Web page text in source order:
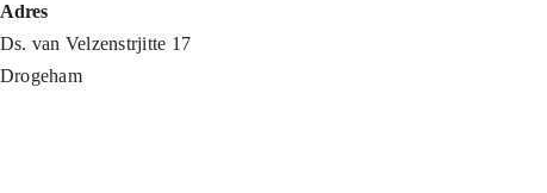
Adres
Ds. van Velzenstrjitte 17
Drogeham